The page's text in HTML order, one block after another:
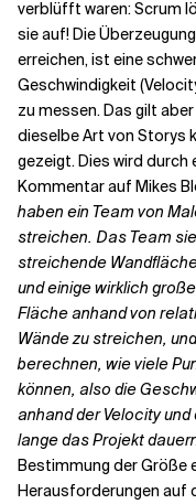
verblüfft waren: Scrum
sie auf! Die
erreichen, ist eine
Geschwindigkeit
zu messen.Das gilt
dieselbe Art von Storys
gezeigt. Dies wird durch
Kommentar auf Mikes
haben ein Team von
streichen. Das Team
streichende
und einige wirklich
Fläche anhand von
Wände zu streichen,
berechnen, wie viele
können, also die
anhand der Velocity
lange das Projekt
Bestimmung der Größe
Herausforderungen auf